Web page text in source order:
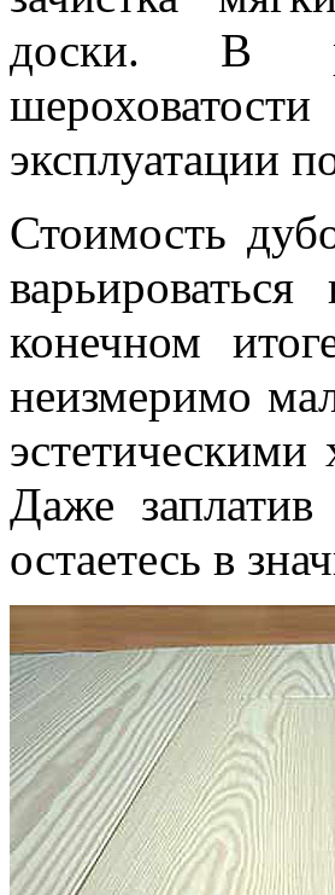
доски. В
эксплуатации
Стоимость
конечном
неизмеримо
эстетическими
Даже
остаетесь в